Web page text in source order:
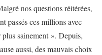
nos questions réitérées,
passés ces millions avec
sainement ». Depuis,
aussi, des mauvais choix